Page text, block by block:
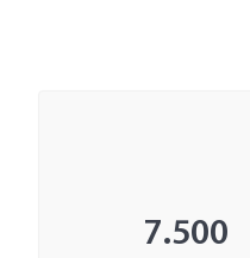
7.500